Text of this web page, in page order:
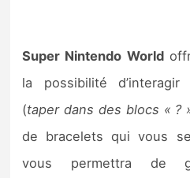
Super Nintendo World
la possibilité d’interagir
(taper dans des blocs « ?
de bracelets qui vous
vous permettra de